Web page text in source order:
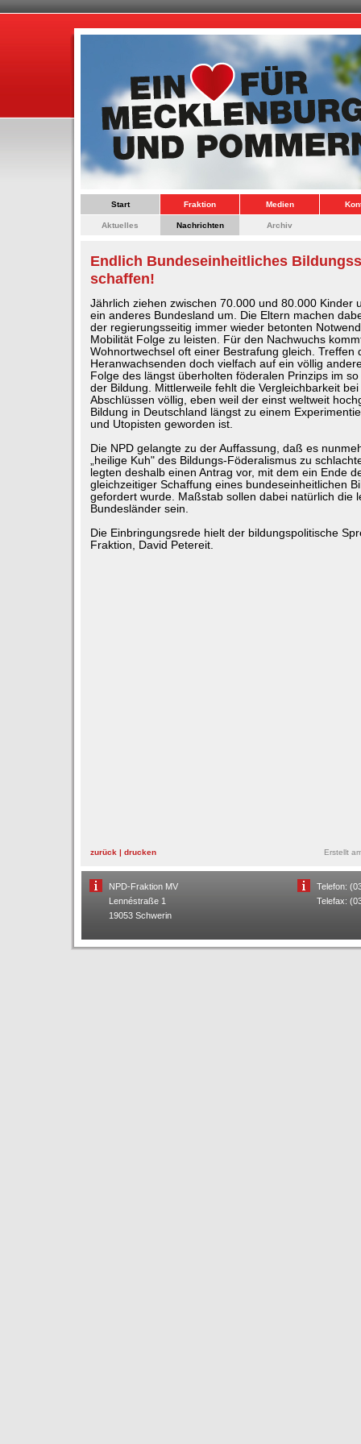
Start Fraktion Medien
Aktuelles Nachrichten Archiv
Endlich Bundeseinheitliches
schaffen!
Jährlich ziehen zwischen 70.000 und 80.000 Kinder
ein anderes Bundesland um. Die Eltern machen
der regierungsseitig immer wieder betonten
Mobilität Folge zu leisten. Für den Nachwuchs
Wohnortwechsel oft einer Bestrafung gleich. Treffen
Heranwachsenden doch vielfach auf ein völlig
Folge des längst überholten föderalen Prinzips im
der Bildung. Mittlerweile fehlt die Vergleichbarkeit
Abschlüssen völlig, eben weil der einst weltweit
Bildung in Deutschland längst zu einem
und Utopisten geworden ist.
Die NPD gelangte zu der Auffassung, daß es
„heilige Kuh" des Bildungs-Föderalismus zu
legten deshalb einen Antrag vor, mit dem ein Ende
gleichzeitiger Schaffung eines bundeseinheitlichen
gefordert wurde. Maßstab sollen dabei natürlich die
Bundesländer sein.
Die Einbringungsrede hielt der bildungspolitische
Fraktion, David Petereit.
zurück | drucken Erstellt
NPD-Fraktion MV
Lennéstraße 1
19053 Schwerin
Telefon:
Telefax: